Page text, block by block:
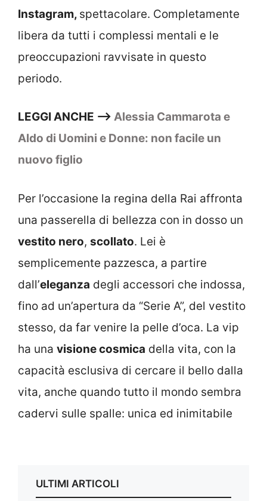
Instagram, spettacolare. Completamente
libera da tutti i complessi mentali e le
preoccupazioni ravvisate in questo
periodo.
LEGGI ANCHE —–> Alessia Cammarota e
Aldo di Uomini e Donne: non facile un
nuovo figlio
Per l’occasione la regina della Rai affronta
una passerella di bellezza con in dosso un
vestito nero, scollato. Lei è
semplicemente pazzesca, a partire
dall’eleganza degli accessori che indossa,
fino ad un’apertura da “Serie A”, del vestito
stesso, da far venire la pelle d’oca. La vip
ha una visione cosmica della vita, con la
capacità esclusiva di cercare il bello dalla
vita, anche quando tutto il mondo sembra
cadervi sulle spalle: unica ed inimitabile
ULTIMI ARTICOLI